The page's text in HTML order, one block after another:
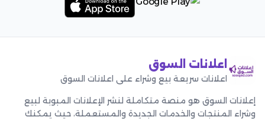
اعلانات السوق
اعلانات سريعة بيع وشراء على اعلانات السوق
إعلانات السوق هو منصة متكاملة لنشر الإعلانات المبوبة لبيع
وشراء المنتجات والخدمات الجديدة والمستعملة، حيث يمكنك